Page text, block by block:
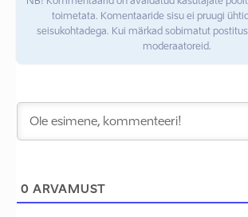
toimetata. Komentaaride sisu ei pruugi
seisukohtadega. Kui märkad sobimatut
moderaatoreid.
0 ARVAMUST